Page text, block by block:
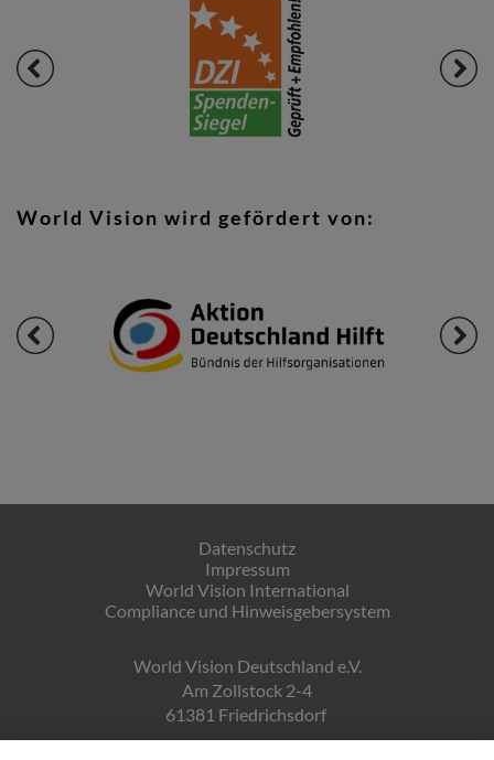
World Vision wird gefördert von:
Datenschutz
Impressum
World Vision International
Compliance und Hinweisgebersystem
World Vision Deutschland e.V.
Am Zollstock 2-4
61381 Friedrichsdorf